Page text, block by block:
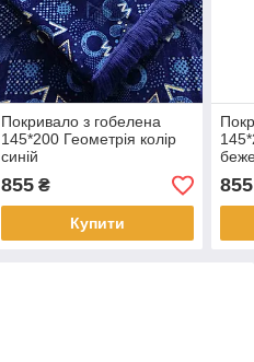
Покривало з гобелена
145*200 Геометрія колір
синій
855₴
Купити
855